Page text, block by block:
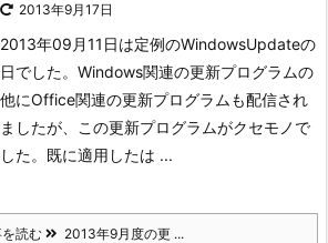
2013年9月17日
2013年09月11日は定例のWindowsUpdateの
日でした。 Windows関連の更新プログラムの
他にOffice関連の更新プログラムも配信され
ましたが、この更新プログラムがクセモノで
した。 既に適用したは ...
読む 2013年9月度の更 ...